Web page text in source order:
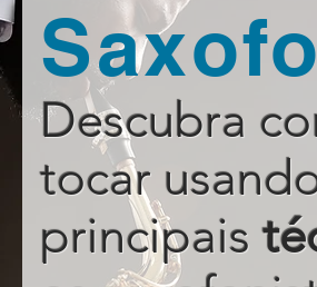
Descubra
tocar
principais